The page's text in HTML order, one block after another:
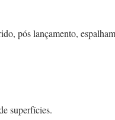
pós lançamento,
superfícies.